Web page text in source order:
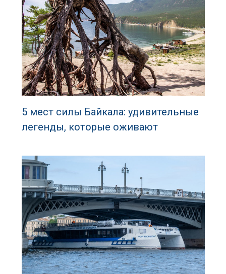
5 мест силы Байкала: удивительные
легенды, которые оживают